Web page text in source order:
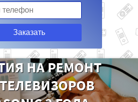
Заказать
НА РЕМОНТ